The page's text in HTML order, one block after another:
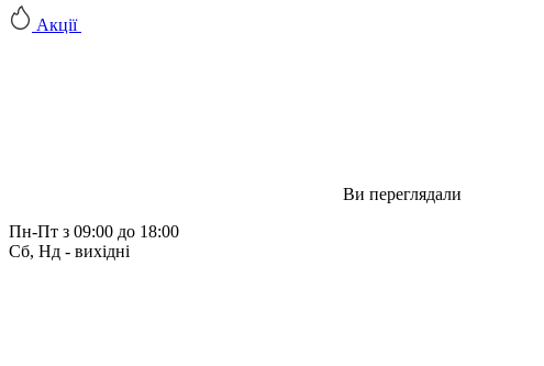
Акції
Ви переглядали
Пн-Пт з 09:00 до 18:00
Сб, Нд - вихідні